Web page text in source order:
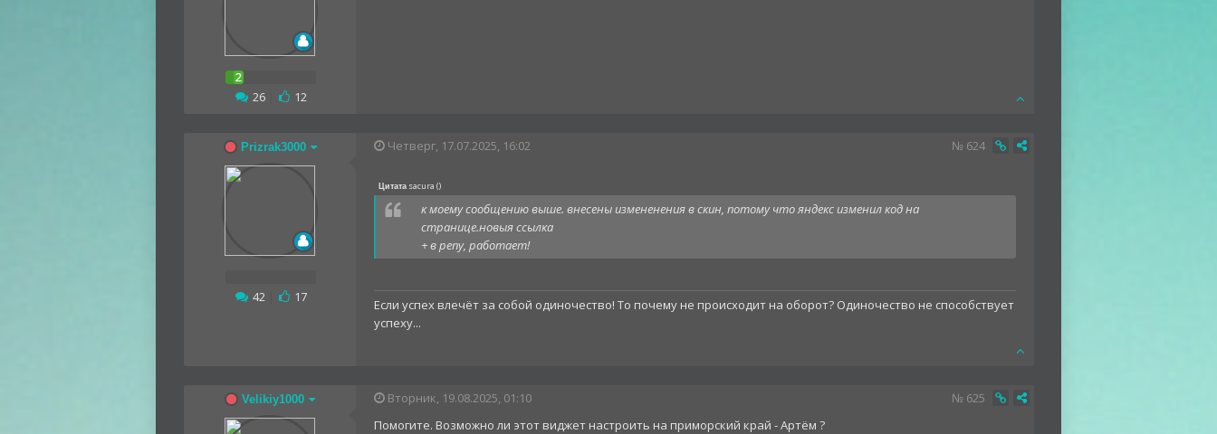
26 12
Prizrak3000
42 17
Четверг, 17.07.2025, 16:02 № 624
Цитата sacura ()
к моему сообщению выше. внесены измененения в скин, потому что яндекс изменил код на
странице.новыя ссылка
+ в репу, работает!
Если успех влечёт за собой одиночество! То почему не происходит на оборот? Одиночество не способствует
успеху...
Velikiy1000 Вторник, 19.08.2025, 01:10 № 625
Помогите. Возможно ли этот виджет настроить на приморский край - Артём ?